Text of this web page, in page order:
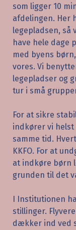
som ligger 10
afdelingen. Her
legepladsen, så
have hele dage
med byens
vores. Vi
legepladser og
tur i små
For at sikre
indkører vi
samme tid.
KKFO. For at
at indkøre børn
grunden til det
I Institutionen
stillinger.
dækker ind ved